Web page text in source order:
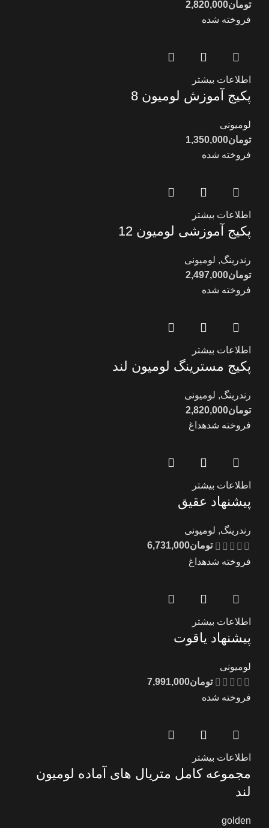
تومان2,820,000
فروخته شده
اطلاعات بیشتر
پکیج آموزش لومیون 8
لومیونی
تومان1,350,000
فروخته شده
اطلاعات بیشتر
پکیج آموزشی لومیون 12
رندرینگ, لومیونی
تومان2,497,000
فروخته شده
اطلاعات بیشتر
پکیج مسترینگ لومیون لند
رندرینگ, لومیونی
تومان2,820,000
فروخته شدهداغ
اطلاعات بیشتر
پیشنهاد عقیق
رندرینگ, لومیونی
تومان6,731,000
فروخته شدهداغ
اطلاعات بیشتر
پیشنهاد یاقوت
لومیونی
تومان7,991,000
فروخته شده
اطلاعات بیشتر
مجموعه کامل متریال های آماده لومیون
لند
golden